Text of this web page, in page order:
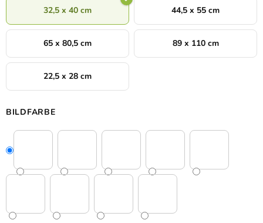
32,5 x 40 cm 44,5 x 55 cm
65 x 80,5 cm 89 x 110 cm
22,5 x 28 cm
BILDFARBE